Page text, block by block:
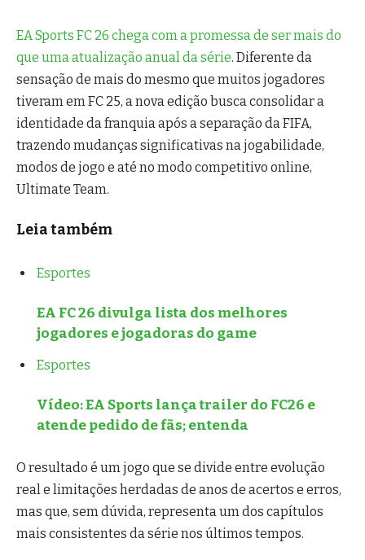
EA Sports FC 26 chega com a promessa de ser mais do
que uma atualização anual da série. Diferente da
sensação de mais do mesmo que muitos jogadores
tiveram em FC 25, a nova edição busca consolidar a
identidade da franquia após a separação da FIFA,
trazendo mudanças significativas na jogabilidade,
modos de jogo e até no modo competitivo online,
Ultimate Team.
Leia também
Esportes
EA FC 26 divulga lista dos melhores
jogadores e jogadoras do game
Esportes
Vídeo: EA Sports lança trailer do FC26 e
atende pedido de fãs; entenda
O resultado é um jogo que se divide entre evolução
real e limitações herdadas de anos de acertos e erros,
mas que, sem dúvida, representa um dos capítulos
mais consistentes da série nos últimos tempos.